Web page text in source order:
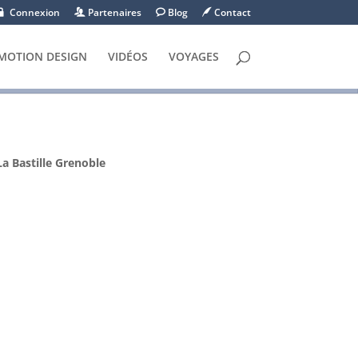
Connexion Partenaires Blog Contact
DESIGN VIDÉOS VOYAGES
Bastille Grenoble